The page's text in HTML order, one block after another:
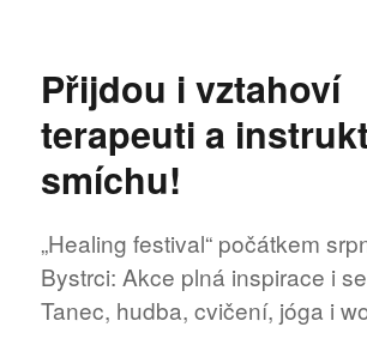
Přijdou i vztahoví
terapeuti a
smíchu!
„Healing festival“ počátkem
Bystrci: Akce plná inspirace i
Tanec, hudba, cvičení, jóga i